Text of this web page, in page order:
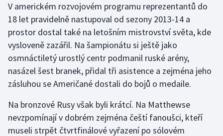
V americkém rozvojovém programu reprezentantů do
18 let pravidelně nastupoval od sezony 2013-14 a
prostor dostal také na letošním mistrovství světa, kde
vysloveně zazářil. Na šampionátu si ještě jako
osmnáctiletý urostlý centr podmanil ruské arény,
nasázel šest branek, přidal tři asistence a zejména jeho
zásluhou se Američané dostali do bojů o medaile.
Na bronzové Rusy však byli krátcí. Na Matthewse
nevzpomínají v dobrém zejména čeští fanoušci, kteří
museli strpět čtvrtfinálové vyřazení po sólovém